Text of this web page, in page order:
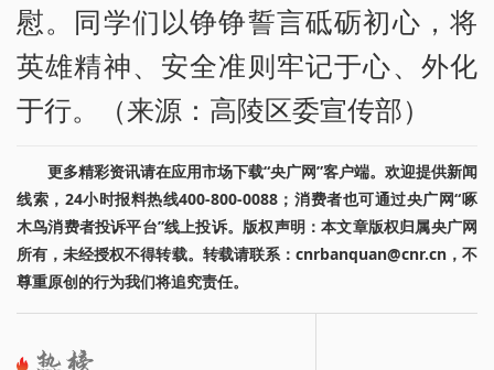
慰。同学们以铮铮誓言砥砺初心，将
英雄精神、安全准则牢记于心、外化
于行。（来源：高陵区委宣传部）
更多精彩资讯请在应用市场下载“央广网”客户端。欢迎提供新闻
线索，24小时报料热线400-800-0088；消费者也可通过央广网“啄
木鸟消费者投诉平台”线上投诉。版权声明：本文章版权归属央广网
所有，未经授权不得转载。转载请联系：cnrbanquan@cnr.cn，不
尊重原创的行为我们将追究责任。